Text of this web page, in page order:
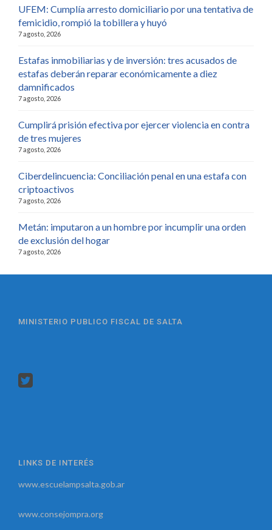
UFEM: Cumplía arresto domiciliario por una tentativa de
femicidio, rompió la tobillera y huyó
7 agosto, 2026
Estafas inmobiliarias y de inversión: tres acusados de
estafas deberán reparar económicamente a diez
damnificados
7 agosto, 2026
Cumplirá prisión efectiva por ejercer violencia en contra
de tres mujeres
7 agosto, 2026
Ciberdelincuencia: Conciliación penal en una estafa con
criptoactivos
7 agosto, 2026
Metán: imputaron a un hombre por incumplir una orden
de exclusión del hogar
7 agosto, 2026
MINISTERIO PUBLICO FISCAL DE SALTA
LINKS DE INTERÉS
www.escuelampsalta.gob.ar
www.consejompra.org